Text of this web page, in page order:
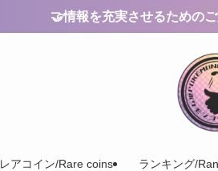
🤝情報を充実させるための
レアコイン/Rare coins ランキング/